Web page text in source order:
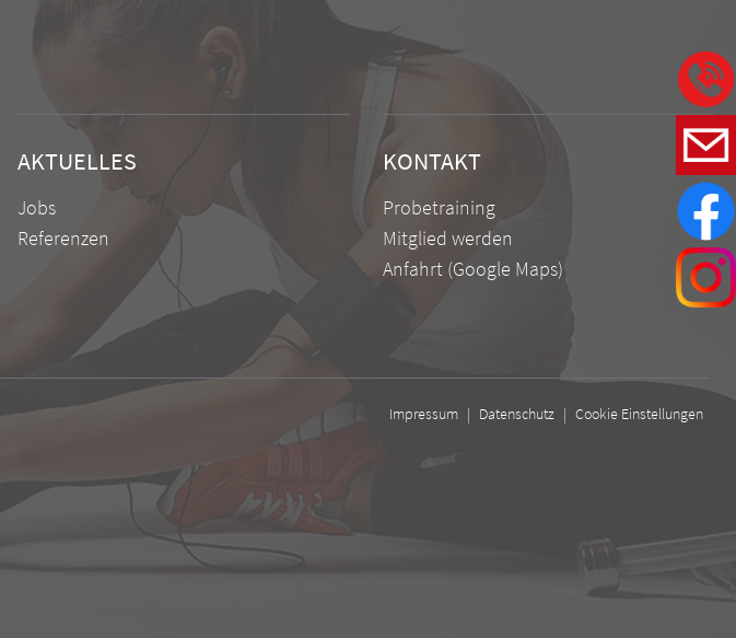
AKTUELLES
Jobs
Referenzen
KONTAKT
Probetraining
Mitglied werden
Anfahrt (Google Maps)
Impressum | Datenschutz | Cookie Einstellungen